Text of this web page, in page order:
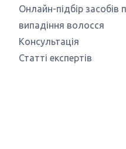
Онлайн-підбір засобів
випадіння волосся
Консультація
Статті експертів